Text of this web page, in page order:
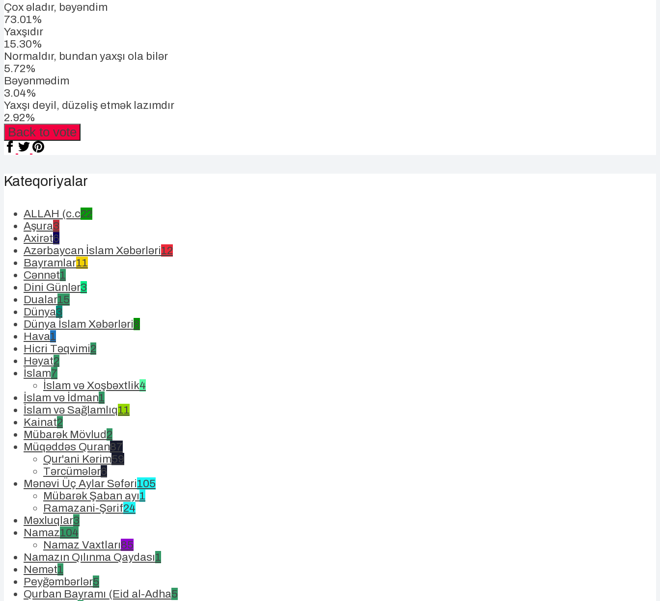
Çox əladır, bəyəndim
73.01%
Yaxşıdır
15.30%
Normaldır, bundan yaxşı ola bilər
5.72%
Bəyənmədim
3.04%
Yaxşı deyil, düzəliş etmək lazımdır
2.92%
Back to vote
Kateqoriyalar
ALLAH (c.c22
Aşura3
Axirət6
Azərbaycan İslam Xəbərləri12
Bayramlar11
Cənnət1
Dini Günlər3
Dualar15
Dünya3
Dünya İslam Xəbərləri8
Hava1
Hicri Təqvimi2
Həyat2
İslam7
İslam və Xoşbəxtlik4
İslam və İdman1
İslam və Sağlamlıq11
Kainat2
Mübarək Mövlud2
Müqəddəs Quran87
Qur'ani Kərim59
Tərcümələr6
Mənəvi Üç Aylar Səfəri105
Mübarək Şaban ayı1
Ramazani-Şərif24
Məxluqlar3
Namaz104
Namaz Vaxtları85
Namazın Qılınma Qaydası1
Nemət1
Peyğəmbərlər5
Qurban Bayramı (Eid al-Adha5